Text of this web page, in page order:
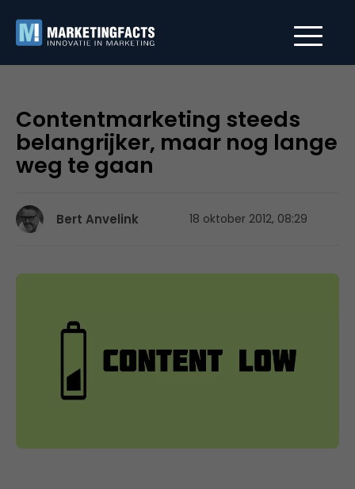
Contentmarketing steeds
belangrijker, maar nog lange
weg te gaan
Bert Anvelink 18 oktober 2012, 08:29